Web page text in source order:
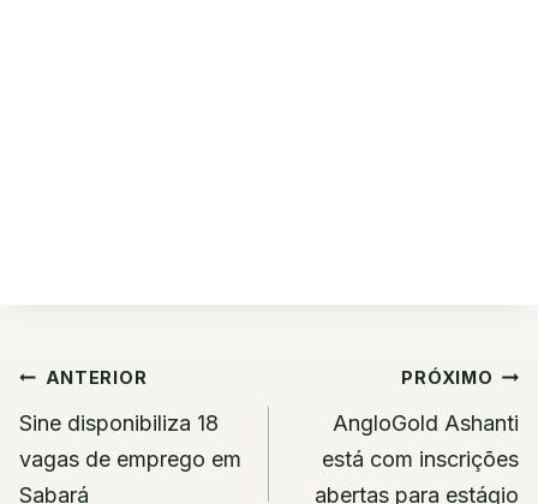
Navegação
de
Post
ANTERIOR
Sine disponibiliza 18
vagas de emprego em
Sabará
PRÓXIMO
AngloGold Ashanti
está com inscrições
abertas para estágio